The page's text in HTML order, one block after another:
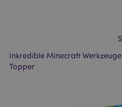
Inkredible Minecraft
Topper